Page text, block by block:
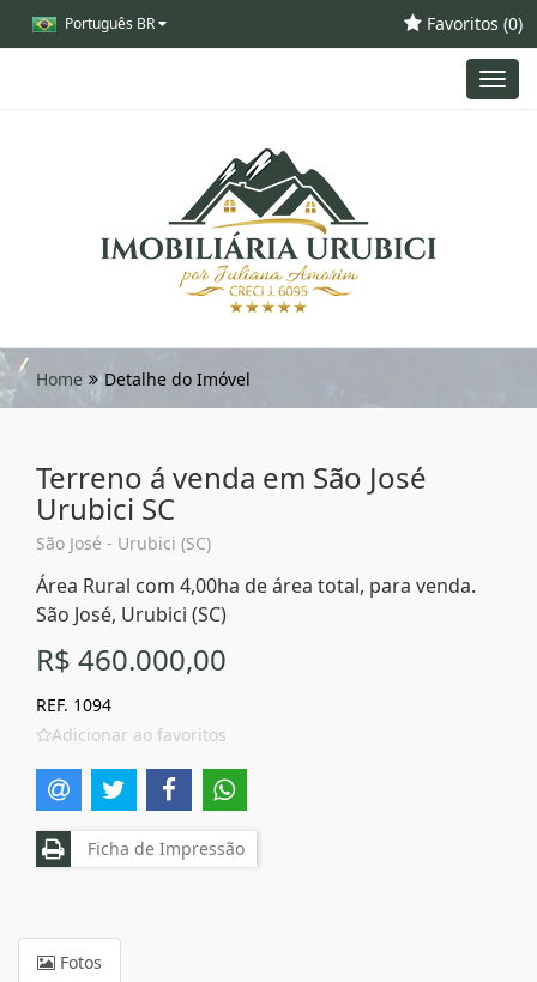
Português BR Favoritos (0)
Home Detalhe do Imóvel
Terreno á venda em São José
Urubici SC
São José - Urubici (SC)
Área Rural com 4,00ha de área total, para venda.
São José, Urubici (SC)
R$ 460.000,00
REF. 1094
Adicionar ao favoritos
Ficha de Impressão
Fotos